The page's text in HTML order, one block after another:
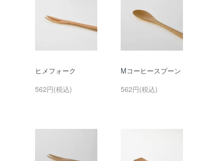
ヒメフォーク
562円(税込)
Mコーヒースプーン
562円(税込)